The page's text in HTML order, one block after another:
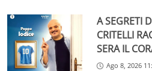
A SEGRETI
CRITELLI
SERA IL
Ago 8, 2026